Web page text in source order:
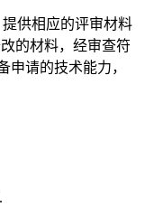
供相应的评审材料
的材料，经审查符
请的技术能力，